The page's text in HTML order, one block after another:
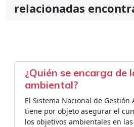
relacionadas
¿Quién se encarga de
ambiental?
El Sistema Nacional de Gestión
tiene por objeto asegurar el
los objetivos ambientales en